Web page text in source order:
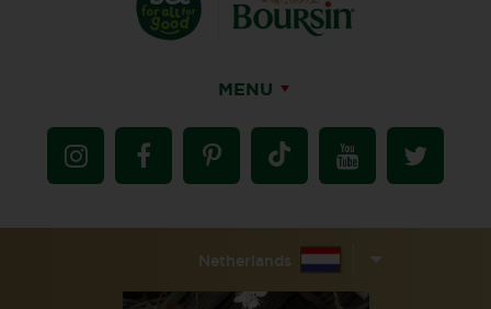
MENU
Netherlands